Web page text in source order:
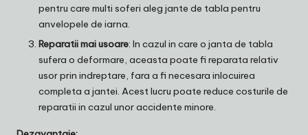
pentru care multi soferi aleg jante de tabla pentru
anvelopele de iarna.
Reparatii mai usoare: In cazul in care o janta de tabla
sufera o deformare, aceasta poate fi reparata relativ
usor prin indreptare, fara a fi necesara inlocuirea
completa a jantei. Acest lucru poate reduce costurile de
reparatii in cazul unor accidente minore.